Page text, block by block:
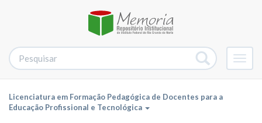
Licenciatura em Formação Pedagógica de Docentes para a
Educação Profissional e Tecnológica